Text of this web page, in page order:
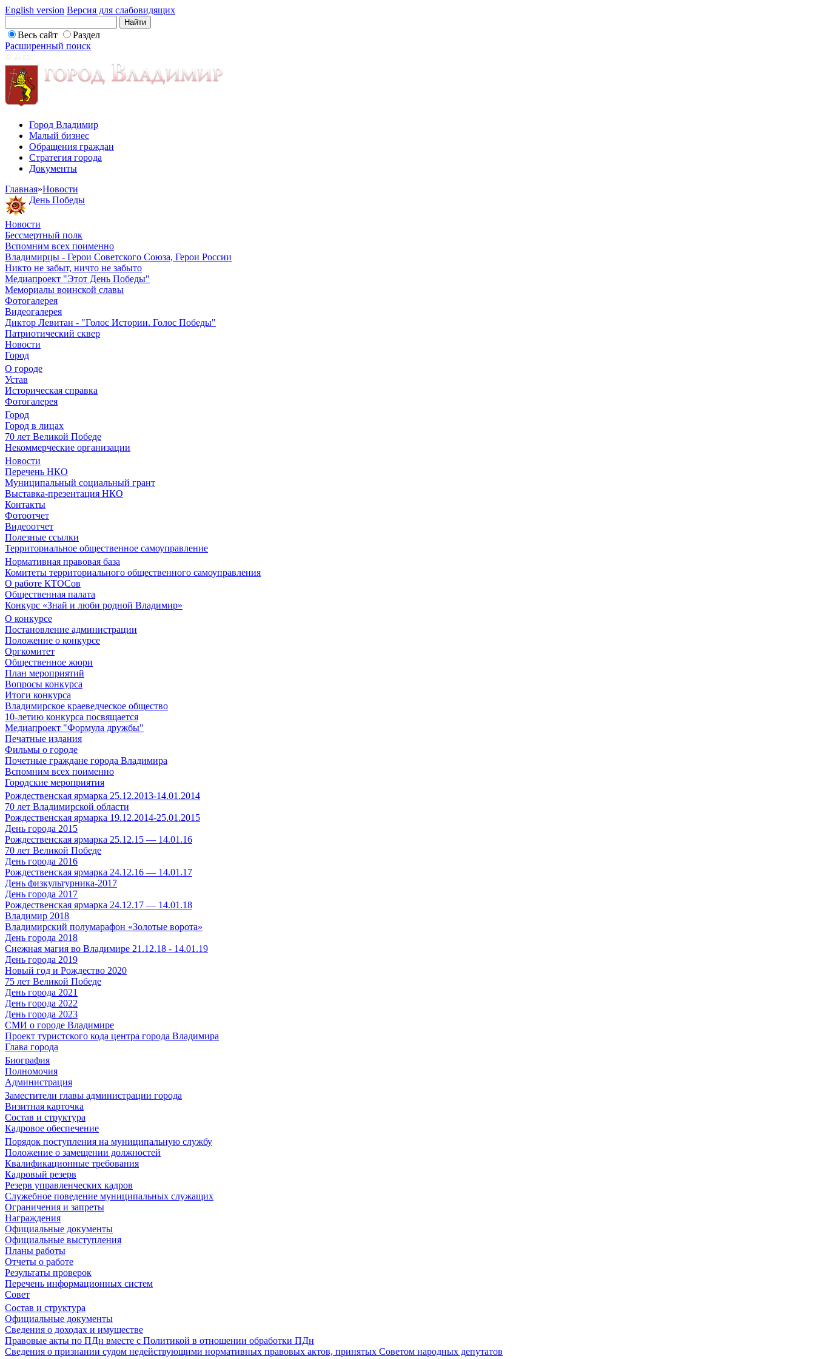
English version Версия для слабовидящих
Весь сайт
Раздел
Расширенный поиск
Город Владимир
Малый бизнес
Обращения граждан
Стратегия города
Документы
Главная»Новости
День Победы
Новости
Бессмертный полк
Вспомним всех поименно
Владимирцы - Герои Советского Союза, Герои России
Никто не забыт, ничто не забыто
Медиапроект "Этот День Победы"
Мемориалы воинской славы
Фотогалерея
Видеогалерея
Диктор Левитан - "Голос Истории. Голос Победы"
Патриотический сквер
Новости
Город
О городе
Устав
Историческая справка
Фотогалерея
Город
Город в лицах
70 лет Великой Победе
Некоммерческие организации
Новости
Перечень НКО
Муниципальный социальный грант
Выставка-презентация НКО
Контакты
Фотоотчет
Видеоотчет
Полезные ссылки
Территориальное общественное самоуправление
Нормативная правовая база
Комитеты территориального общественного самоуправления
О работе КТОСов
Общественная палата
Конкурс «Знай и люби родной Владимир»
О конкурсе
Постановление администрации
Положение о конкурсе
Оргкомитет
Общественное жюри
План мероприятий
Вопросы конкурса
Итоги конкурса
Владимирское краеведческое общество
10-летию конкурса посвящается
Медиапроект "Формула дружбы"
Печатные издания
Фильмы о городе
Почетные граждане города Владимира
Вспомним всех поименно
Городские мероприятия
Рождественская ярмарка 25.12.2013-14.01.2014
70 лет Владимирской области
Рождественская ярмарка 19.12.2014-25.01.2015
День города 2015
Рождественская ярмарка 25.12.15 — 14.01.16
70 лет Великой Победе
День города 2016
Рождественская ярмарка 24.12.16 — 14.01.17
День физкультурника-2017
День города 2017
Рождественская ярмарка 24.12.17 — 14.01.18
Владимир 2018
Владимирский полумарафон «Золотые ворота»
День города 2018
Снежная магия во Владимире 21.12.18 - 14.01.19
День города 2019
Новый год и Рождество 2020
75 лет Великой Победе
День города 2021
День города 2022
День города 2023
СМИ о городе Владимире
Проект туристского кода центра города Владимира
Глава города
Биография
Полномочия
Администрация
Заместители главы администрации города
Визитная карточка
Состав и структура
Кадровое обеспечение
Порядок поступления на муниципальную службу
Положение о замещении должностей
Квалификационные требования
Кадровый резерв
Резерв управленческих кадров
Служебное поведение муниципальных служащих
Ограничения и запреты
Награждения
Официальные документы
Официальные выступления
Планы работы
Отчеты о работе
Результаты проверок
Перечень информационных систем
Совет
Состав и структура
Официальные документы
Сведения о доходах и имуществе
Правовые акты по ПДн вместе с Политикой в отношении обработки ПДн
Сведения о признании судом недействующими нормативных правовых актов, принятых Советом народных депутатов